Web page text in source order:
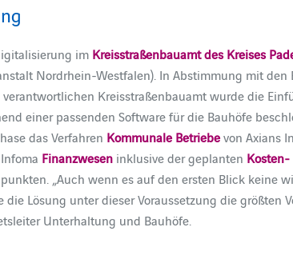
im Kreisstraßenbauamt des Kreises
Nordrhein-Westfalen). In Abstimmung mit den
Kreisstraßenbauamt wurde die
einer passenden Software für die Bauhöfe
das Verfahren Kommunale Betriebevon Axians
Finanzwesen inklusive der geplanten
„Auch wenn es auf den ersten Blick keine
die Lösung unter dieser Voraussetzung die größten
Unterhaltung und Bauhöfe.